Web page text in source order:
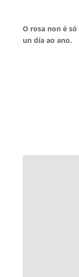
O rosa non é
un día ao ano.